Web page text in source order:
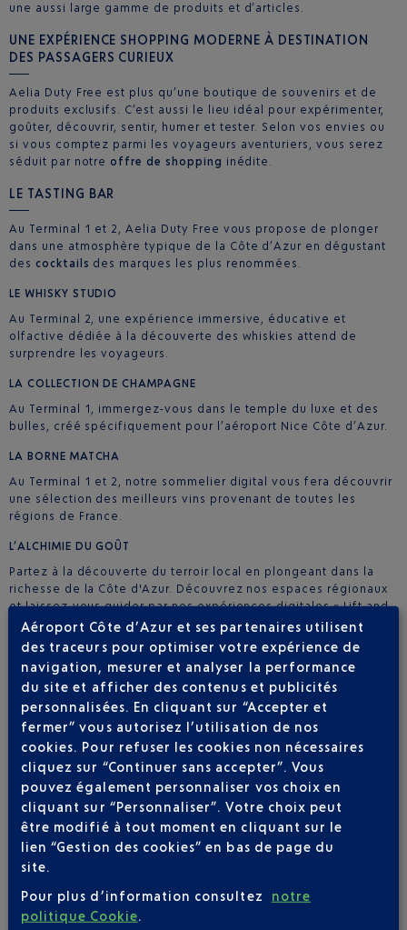
une aussi large gamme de produits et d’articles.
UNE EXPÉRIENCE SHOPPING MODERNE À DESTINATION
DES PASSAGERS CURIEUX
Aelia Duty Free est plus qu’une boutique de souvenirs et de
produits exclusifs. C’est aussi le lieu idéal pour expérimenter,
goûter, découvrir, sentir, humer et tester. Selon vos envies ou
si vous comptez parmi les voyageurs aventuriers, vous serez
séduit par notreoffre de shopping inédite.
LE TASTING BAR
Au Terminal 1 et 2, Aelia Duty Free vous propose de plonger
dans une atmosphère typique de la Côte d’Azur en dégustant
des cocktails des marques les plus renommées.
LE WHISKY STUDIO
Au Terminal 2, une expérience immersive, éducative et
olfactive dédiée à la découverte des whiskies attend de
surprendre les voyageurs.
LA COLLECTION DE CHAMPAGNE
Au Terminal 1, immergez-vous dans le temple du luxe et des
bulles, créé spécifiquement pour l’aéroport Nice Côte d’Azur.
LA BORNE MATCHA
Au Terminal 1 et 2, notre sommelier digital vous fera découvrir
une sélection des meilleurs vins provenant de toutes les
régions de France.
L’ALCHIMIE DU GOÛT
Partez à la découverte du terroir local en plongeant dans la
richesse de la Côte d'Azur. Découvrez nos espaces régionaux
et laissez-vous guider par nos expériences digitales « Lift and
Learn ».
LE RÉVÉLATEUR DE SENTEURS
Au Terminal 1, notre conseiller digital guide les voyageurs
avides de découvrir une gamme étendue de parfums chics et
tendances.
LES CORNERS GOURMANDS
Au Terminal 1, les passagers pourront succomber aux délicieux
corners consacrés à Fauchon et à La Maison du Chocolat. Au
Terminal 2, ce seront les amateurs de douceurs chocolatées et
macarons de Pascal Lac qui seront gâtés.
LES PASSAGERS
Aéroport Côte d’Azur et ses partenaires utilisent
des traceurs pour optimiser votre expérience de
navigation, mesurer et analyser la performance
du site et afficher des contenus et publicités
personnalisées. En cliquant sur “Accepter et
fermer” vous autorisez l’utilisation de nos
cookies. Pour refuser les cookies non nécessaires
cliquez sur “Continuer sans accepter”. Vous
pouvez également personnaliser vos choix en
cliquant sur “Personnaliser”. Votre choix peut
être modifié à tout moment en cliquant sur le
lien “Gestion des cookies” en bas de page du
site.
Pour plus d’information consultez
notre
politique Cookie.